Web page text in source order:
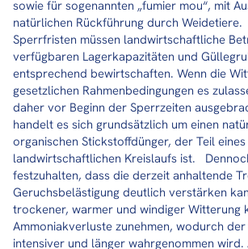
sowie für sogenannten „fumier mou“, mit
natürlichen Rückführung durch
Sperrfristen müssen landwirtschaftliche
verfügbaren Lagerkapazitäten und
entsprechend bewirtschaften. Wenn die
gesetzlichen Rahmenbedingungen es
daher vor Beginn der Sperrzeiten
handelt es sich grundsätzlich um einen
organischen Stickstoffdünger, der Teil eines
landwirtschaftlichen Kreislaufs ist.
festzuhalten, dass die derzeit anhaltende
Geruchsbelästigung deutlich verstärken
trockener, warmer und windiger Witterung
Ammoniakverluste zunehmen, wodurch
intensiver und länger wahrgenommen wird.